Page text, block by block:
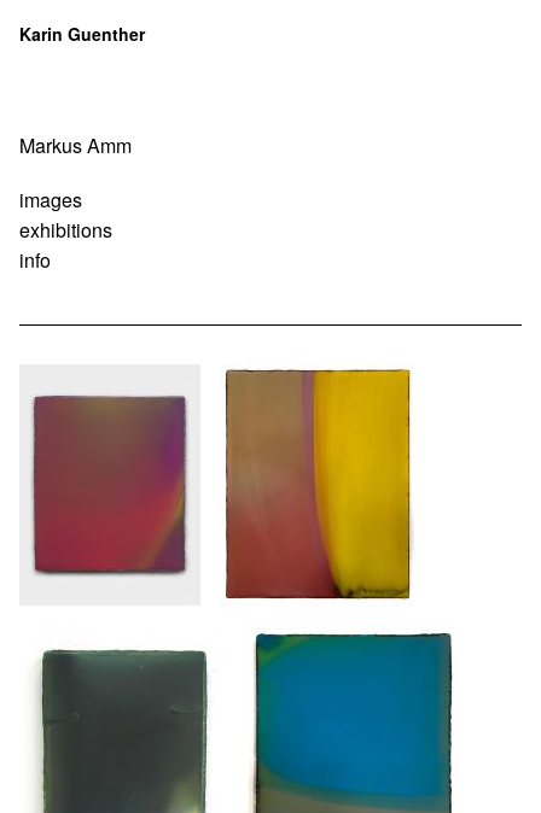
Karin Guenther
Navigation
Markus Amm
images
exhibitions
info